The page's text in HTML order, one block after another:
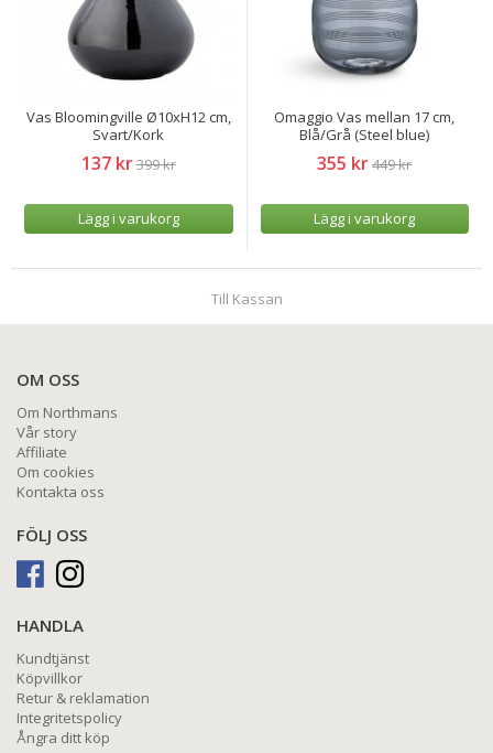
Vas Bloomingville Ø10xH12 cm,
Svart/Kork
137 kr399 kr
Lägg i varukorg
Omaggio Vas mellan 17 cm,
Blå/Grå (Steel blue)
355 kr449 kr
Lägg i varukorg
Till Kassan
OM OSS
Om Northmans
Vår story
Affiliate
Om cookies
Kontakta oss
FÖLJ OSS
HANDLA
Kundtjänst
Köpvillkor
Retur & reklamation
Integritetspolicy
Ångra ditt köp